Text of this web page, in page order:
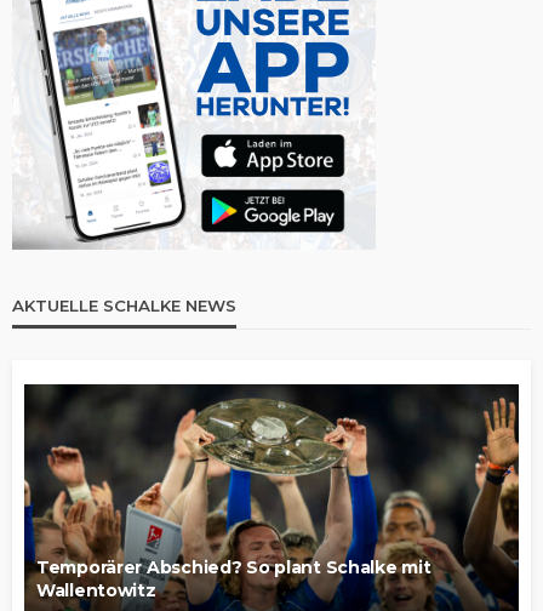
AKTUELLE SCHALKE NEWS
Temporärer Abschied? So plant Schalke mit
Wallentowitz